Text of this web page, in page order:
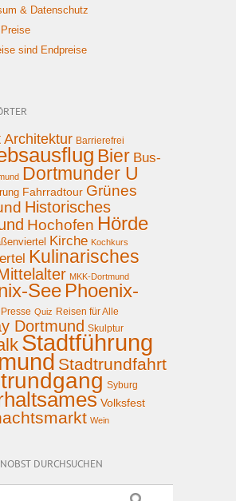
& Datenschutz
sind Endpreise
Architektur Barrierefrei
Bier Bus-
Dortmunder U
Fahrradtour Grünes
Historisches
Hochofen Hörde
Kirche Kochkurs
Kulinarisches
MKK-Dortmund
See Phoenix-
Presse Quiz Reisen für Alle
Dortmund Skulptur
Stadtführung
Stadtrundfahrt
Syburg
Volksfest
Wein
DURCHSUCHEN